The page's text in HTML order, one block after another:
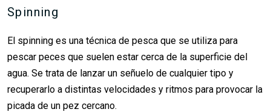
Spinning
El spinning es una técnica de pesca que se utiliza para
pescar peces que suelen estar cerca de la superficie del
agua. Se trata de lanzar un señuelo de cualquier tipo y
recuperarlo a distintas velocidades y ritmos para provocar la
picada de un pez cercano.